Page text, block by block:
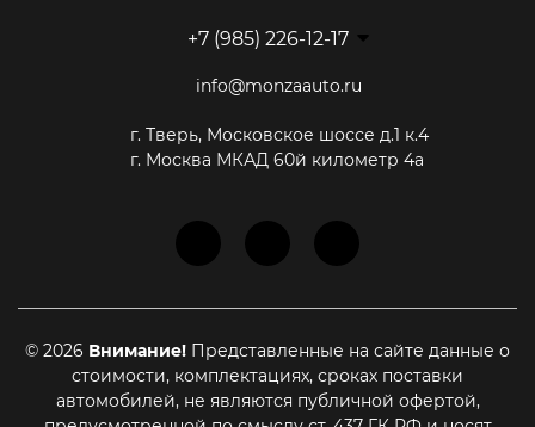
+7 (985) 226-12-17
info@monzaauto.ru
г. Тверь, Московское шоссе д.1 к.4
г. Москва МКАД 60й километр 4а
© 2026 Внимание! Представленные на сайте данные о
стоимости, комплектациях, сроках поставки
автомобилей, не являются публичной офертой,